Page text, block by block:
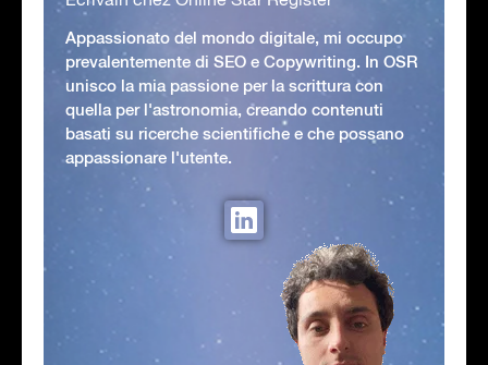
Appassionato del mondo digitale, mi occupo
prevalentemente di SEO e Copywriting. In OSR
unisco la mia passione per la scrittura con
quella per l'astronomia, creando contenuti
basati su ricerche scientifiche e che possano
appassionare l'utente.